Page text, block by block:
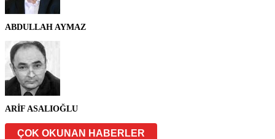
ABDULLAH AYMAZ
ARİF ASALIOĞLU
ÇOK OKUNAN HABERLER